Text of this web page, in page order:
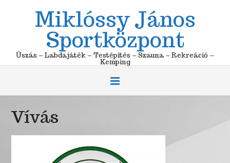
Miklóssy János
Sportközpont
Úszás – Labdajáték – Testépítés – Szauna – Rekreáció –
Kemping
Vívás